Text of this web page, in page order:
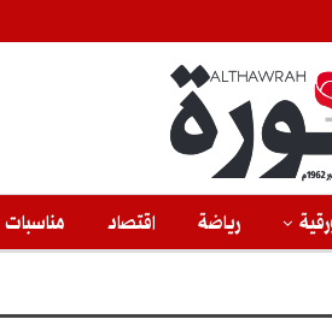
رياضة اقتصاد مناسبات